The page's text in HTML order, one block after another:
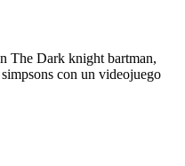
The Dark knight bartman,
con un videojuego